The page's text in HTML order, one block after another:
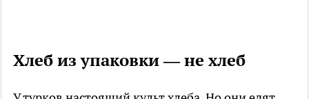
Хлеб из упаковки — не хлеб